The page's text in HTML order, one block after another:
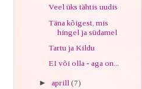
Veel üks tähtis uudis
Täna kõigest, mis
hingel ja südamel
Tartu ja Kildu
EI või olla - aga on...
► aprill (7)